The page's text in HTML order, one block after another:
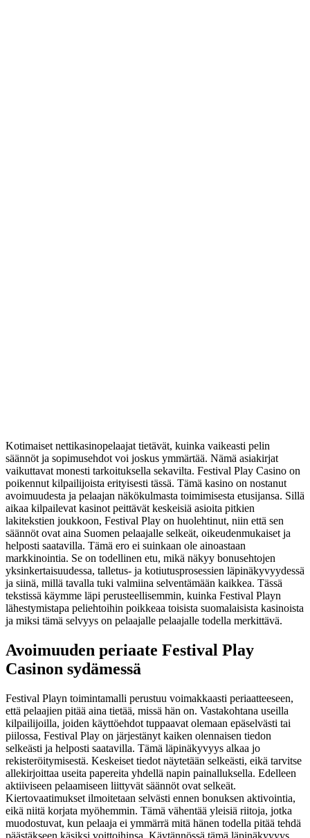
Kotimaiset nettikasinopelaajat tietävät, kuinka vaikeasti pelin
säännöt ja sopimusehdot voi joskus ymmärtää. Nämä asiakirjat
vaikuttavat monesti tarkoituksella sekavilta. Festival Play Casino on
poikennut kilpailijoista erityisesti tässä. Tämä kasino on nostanut
avoimuudesta ja pelaajan näkökulmasta toimimisesta etusijansa. Sillä
aikaa kilpailevat kasinot peittävät keskeisiä asioita pitkien
lakitekstien joukkoon, Festival Play on huolehtinut, niin että sen
säännöt ovat aina Suomen pelaajalle selkeät, oikeudenmukaiset ja
helposti saatavilla. Tämä ero ei suinkaan ole ainoastaan
markkinointia. Se on todellinen etu, mikä näkyy bonusehtojen
yksinkertaisuudessa, talletus- ja kotiutusprosessien läpinäkyvyydessä
ja siinä, millä tavalla tuki valmiina selventämään kaikkea. Tässä
tekstissä käymme läpi perusteellisemmin, kuinka Festival Playn
lähestymistapa peliehtoihin poikkeaa toisista suomalaisista kasinoista
ja miksi tämä selvyys on pelaajalle pelaajalle todella merkittävä.
Avoimuuden periaate Festival Play
Casinon sydämessä
Festival Playn toimintamalli perustuu voimakkaasti periaatteeseen,
että pelaajien pitää aina tietää, missä hän on. Vastakohtana useilla
kilpailijoilla, joiden käyttöehdot tuppaavat olemaan epäselvästi tai
piilossa, Festival Play on järjestänyt kaiken olennaisen tiedon
selkeästi ja helposti saatavilla. Tämä läpinäkyvyys alkaa jo
rekisteröitymisestä. Keskeiset tiedot näytetään selkeästi, eikä tarvitse
allekirjoittaa useita papereita yhdellä napin painalluksella. Edelleen
aktiiviseen pelaamiseen liittyvät säännöt ovat selkeät.
Kiertovaatimukset ilmoitetaan selvästi ennen bonuksen aktivointia,
eikä niitä korjata myöhemmin. Tämä vähentää yleisiä riitoja, jotka
muodostuvat, kun pelaaja ei ymmärrä mitä hänen todella pitää tehdä
päästäkseen käsiksi voittoihinsa. Käytännössä tämä läpinäkyvyys